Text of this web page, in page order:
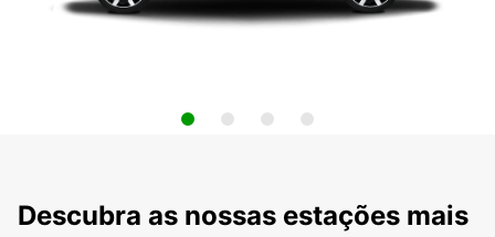
Descubra as nossas estações mais